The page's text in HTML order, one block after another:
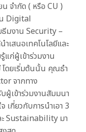
จํากัด ( หรือ CU )
Digital
มงาน Security –
าเสนอเทคโนโลยีและ
แก่ผู้เข้าร่วมงาน
โดยเริ่มต้นนั้น คุณธํา
จากทาง
ผู้เข้าร่วมงานสัมมนา
เกี่ยวกับการนําเอา 3
Sustainability มา